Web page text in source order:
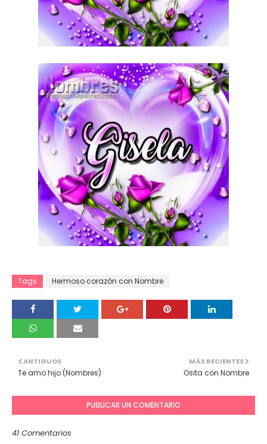
Tags Hermoso corazón con Nombre
MÁS RECIENTES
Osita con Nombre
ANTIGUOS
Te amo hijo (Nombres)
PUBLICAR UN COMENTARIO
41 Comentarios